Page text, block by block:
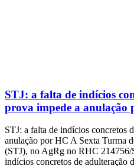
STJ: a falta de indícios
prova impede a anulação
STJ: a falta de indícios concretos
anulação por HC A Sexta Turma
(STJ), no AgRg no RHC 214756/
indícios concretos de adulteração